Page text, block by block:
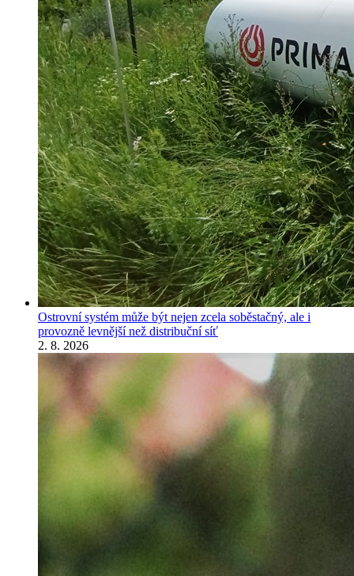
Ostrovní systém může být nejen zcela soběstačný, ale i
provozně levnější než distribuční síť
2. 8. 2026